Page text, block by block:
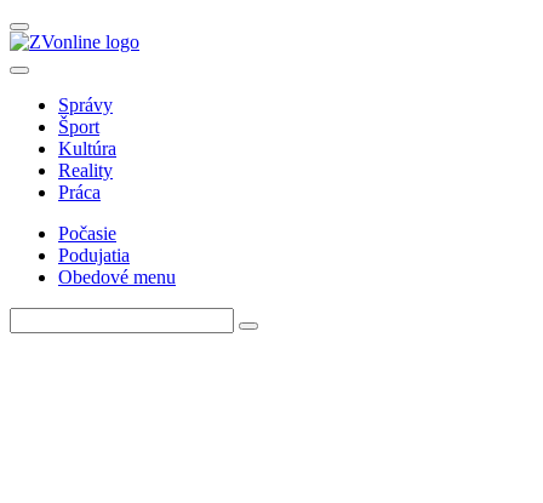
Správy
Šport
Kultúra
Reality
Práca
Počasie
Podujatia
Obedové menu